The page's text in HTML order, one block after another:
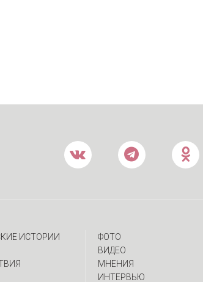
ИСТОРИИ
ФОТО
ВИДЕО
МНЕНИЯ
ИНТЕРВЬЮ